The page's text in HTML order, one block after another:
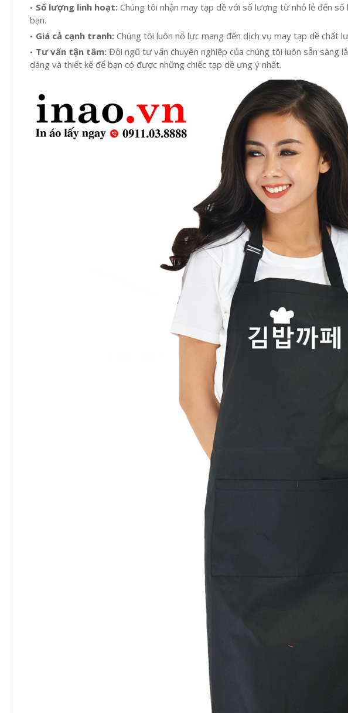
Số lượng linh hoạt: Chúng tôi nhận may tạp dề với số lượng từ nhỏ lẻ đến
bạn.
Giá cả cạnh tranh: Chúng tôi luôn nỗ lực mang đến dịch vụ may tạp dề
Tư vấn tận tâm: Đội ngũ tư vấn chuyên nghiệp của chúng tôi luôn sẵn sàng
dáng và thiết kế để bạn có được những chiếc tạp dề ưng ý nhất.